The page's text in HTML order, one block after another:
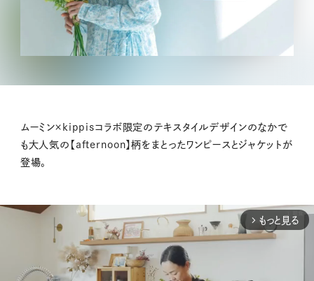
ムーミン×kippisコラボ限定のテキスタイルデザインのなかで
も大人気の【afternoon】柄をまとったワンピースとジャケットが
登場。
arrow_forward_ios もっと見る